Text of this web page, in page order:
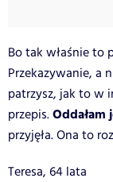
Bo tak właśnie to
Przekazywanie, a
patrzysz, jak to w
przepis.Oddałam
przyjęła. Ona to
Teresa, 64 lata